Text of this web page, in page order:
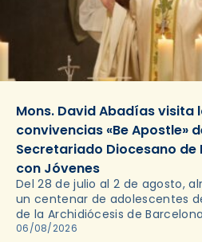
Mons. David Abadías visita
convivencias «Be Apostle»
Secretariado Diocesano de
con Jóvenes
Del 28 de julio al 2 de agosto,
un centenar de adolescentes
de la Archidiócesis de
en las convivencias Be Apostle,
06/08/2026